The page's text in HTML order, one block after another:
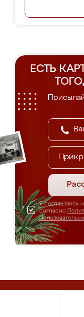
ЕСТЬ
Я соглашаюсь
согласно